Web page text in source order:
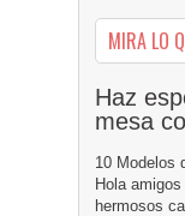
MIRA LO
Haz
mesa
10 Modelos
Hola
hermosos